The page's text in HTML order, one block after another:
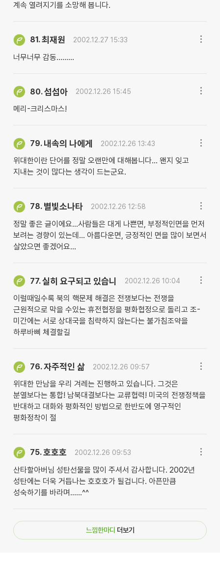
계속 열려지기를 소망해 봅니다.
81.최재원 2002.12.27 15:33
너무너무 감동.........
80.섭섭아 2002.12.26 15:45
메리-크리스마스!
79. 내속의 나에게 2002.12.26 13:43
위대한이란 단어를 정말 오랜만에 대해봅니다... 왠지 잊고
지내는 것이 많다는 생각이 드는군요.
78. 별빛소나타 2002.12.26 12:58
정말 좋은 글이에요...사람들은 대게 나쁜면, 부정적인면을 먼저
보려는 경향이 있는데... 아름다운면, 긍정적인 면을 많이 보면서
살았으면 좋겠어요...
77.실히 요구되고 있습니 2002.12.26 10:04
이럴때일수록 북의 핵문제 해결은 전쟁보다는 전쟁을
근원적으로 막을 수있는 휴전협정을 평화협정으로 돌리고 조-
미간에는 서로 상대국을 침략하지 않는다는 불가침조약을
하루바삐 체결할길
76.자주적인 삶 2002.12.26 09:57
위대한 만남을 우리 겨레는 진행하고 있습니다. 그것은
분열보다는 통합! 남북대결보다는 교류협력! 미국의 전쟁정책을
반대하고 대화와 평화적인 방법으로 한반도에 영구적인
평화정착이 절
75.호호호 2002.12.26 09:53
산타할아버님 성탄선물을 많이 주셔서 감사합니다. 2002년
성탄에는 더욱 거듭나는 호호호가 될겁니다. 아픈만큼
성숙하기를 바라며......^^
느낌한마디 더보기